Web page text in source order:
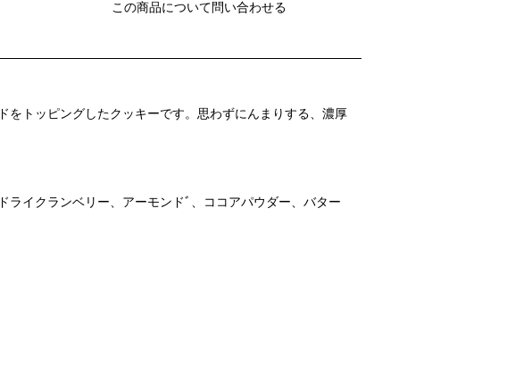
この商品について問い合わせる
をトッピングしたクッキーです。思わずにんまりする、濃厚
ライクランベリー、アーモンドﾞ、ココアパウダー、バター